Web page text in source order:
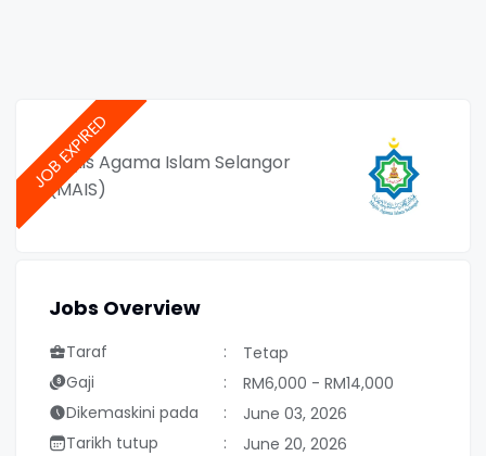
Majlis Agama Islam Selangor
(MAIS)
Jobs Overview
Taraf
Tetap
Gaji
RM6,000 - RM14,000
Dikemaskini pada
June 03, 2026
Tarikh tutup
June 20, 2026